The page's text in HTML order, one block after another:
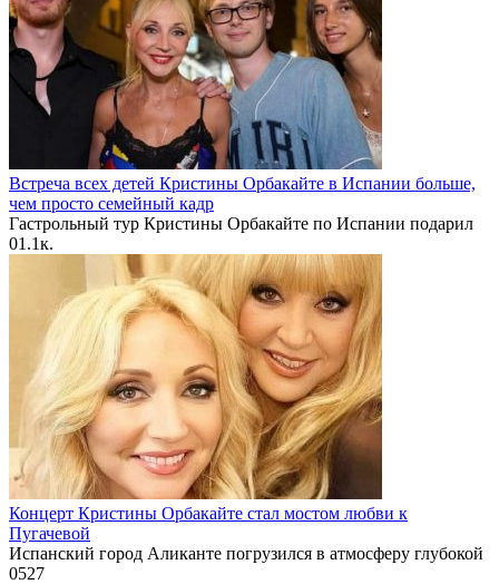
Встреча всех детей Кристины Орбакайте в Испании больше,
чем просто семейный кадр
Гастрольный тур Кристины Орбакайте по Испании подарил
01.1к.
Концерт Кристины Орбакайте стал мостом любви к
Пугачевой
Испанский город Аликанте погрузился в атмосферу глубокой
0527